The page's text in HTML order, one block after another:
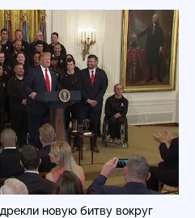
новую битву вокруг